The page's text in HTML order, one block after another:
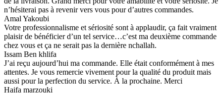
n’hésiterai pas à revenir vers vous pour d’autres commandes.
Amal Yakoubi
Votre professionnalisme et sériosité sont à applaudir, ça fait vraiment
plaisir de bénéficier d’un tel service…c’est ma deuxième commande
chez vous et ça ne serait pas la dernière nchallah.
Issam Ben khlifa
J’ai reçu aujourd’hui ma commande. Elle était conformément à mes
attentes. Je vous remercie vivement pour la qualité du produit mais
aussi pour la perfection du service. À la prochaine. Merci
Haifa marzouki